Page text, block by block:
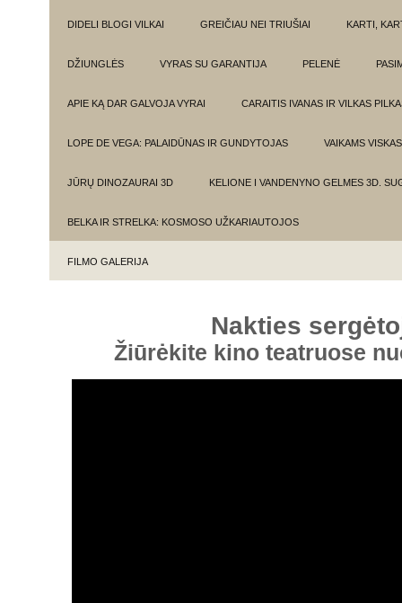
DIDELI BLOGI VILKAI GREIČIAU NEI TRIUŠIAI KARTI,
DŽIUNGLĖS VYRAS SU GARANTIJA PELENĖ
APIE KĄ DAR GALVOJA VYRAI CARAITIS IVANAS IR VILKAS
LOPE DE VEGA: PALAIDŪNAS IR GUNDYTOJAS VAIKAMS
JŪRŲ DINOZAURAI 3D KELIONE I VANDENYNO GELMES 3D.
BELKA IR STRELKA: KOSMOSO UŽKARIAUTOJOS
FILMO GALERIJA
Nakties
Žiūrėkite kino teatruose